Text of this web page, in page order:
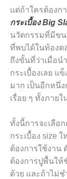
แต่ถ้าใครต้องก
กระเบื้อง Big
นวัตกรรมที่มีขน
ที่พบได้ในท้องต
ถึงขั้นที่ว่าเมื่อน
กระเบื้องเลย
มาก เป็นอีกหนึ่
เรื่อย ๆ ทั้งภาย
ทั้งนี้การจะเลือก
กระเบื้อง size
ต้องการใช้งาน
ต้องการปูพื้นให้
ด้วย และถ้าไม่